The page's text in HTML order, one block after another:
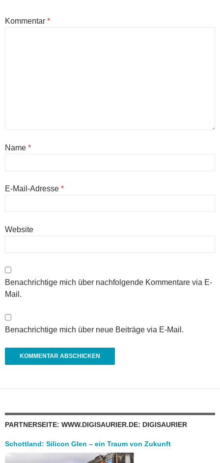
Kommentar *
Name *
E-Mail-Adresse *
Website
Benachrichtige mich über nachfolgende Kommentare via E-
Mail.
Benachrichtige mich über neue Beiträge via E-Mail.
PARTNERSEITE: WWW.DIGISAURIER.DE: DIGISAURIER
Schottland: Silicon Glen – ein Traum von Zukunft